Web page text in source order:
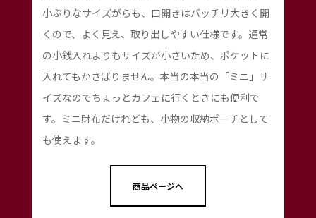
小ぶりなサイズがらも、口開きはバッチリ大きく開
くので、よく見え、取り出しやすい仕様です。通常
の小銭入れよりもサイズが小さいため、ポケットに
入れてもかさばりません。本当の本当の「ミニ」サ
イズなのでちょっとカフェに行くときにも便利で
す。ミニ財布だけれども、小物の収納ポーチとして
も使えます。
商品ページへ